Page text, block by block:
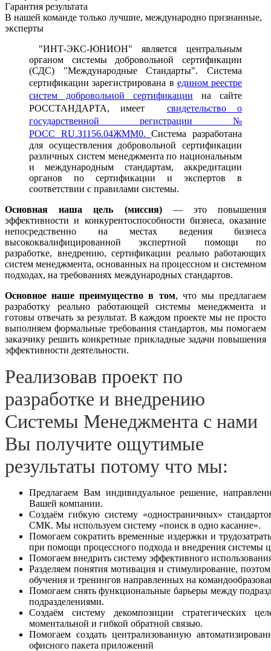
Гарантия результата
В нашей команде только лучшие, международно признанные,
эксперты
"ИНТ-ЭКС-ЮНИОН" является центральным
органом системы добровольной сертификации
(СДС) "Международные Стандарты". Система
сертификации зарегистрирована в едином реестре
систем добровольной сертификации на сайте
РОССТАНДАРТА, имеет свидетельство о
государственной регистрации №
РОСС RU.З1156.04ЖММ0.Система разработана
для осуществления добровольной сертификации
различных систем менеджмента по национальным
и международным стандартам, аккредитации
органов по сертификации и экспертов в
соответствии с правилами системы.
Основная наша цель (миссия)— это повышения
эффективности и конкурентоспособности бизнеса, оказание
непосредственно на местах ведения бизнеса
высококвалифицированной экспертной помощи по
разработке, внедрению, сертификации реально работающих
систем менеджмента, основанных на процессном и системном
подходах, на требованиях международных стандартов.
Основное наше преимущество в том, что мы предлагаем
разработку реально работающей системы менеджмента и
готовы отвечать за результат. В каждом проекте мы не просто
выполняем формальные требования стандартов, мы помогаем
заказчику решить конкретные прикладные задачи повышения
эффективности деятельности.
Реализовав проект по
разработке и внедрению
Системы Менеджмента с нами
Вы получите ощутимые
результаты потому что мы:
Предлагаем Вам индивидуальное решение,
Вашей компании.
Создаём гибкую систему «одностраничных»
СМК. Мы используем систему «поиск в одно касание».
Помогаем сократить временные издержки и
при помощи процессного подхода и внедрения системы
Помогаем внедрить систему эффективного
Разделяем понятия мотивация и стимулирование,
обучения и тренингов направленных на
Помогаем снять функциональные барьеры между
подразделениями.
Создаём систему декомпозиции стратегических
моментальной и гибкой обратной связью.
Помогаем создать централизованную
офисного пакета приложений